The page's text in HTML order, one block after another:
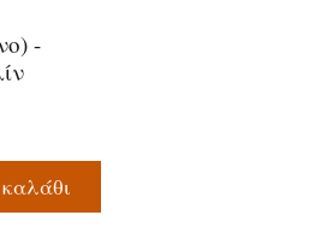
-